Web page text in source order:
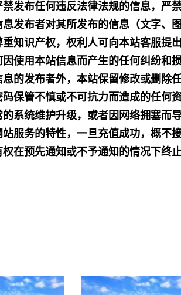
禁发布任何违反法律法规的信息，严
发布者对其所发布的信息（文字、
知识产权，权利人可向本站客服提
使用本站信息而产生的任何纠纷和
的发布者外，本站保留修改或删除
保管不慎或不可抗力而造成的任何
的系统维护升级，或者因网络拥塞而
服务的特性，一旦充值成功，概不
在预先通知或不予通知的情况下终